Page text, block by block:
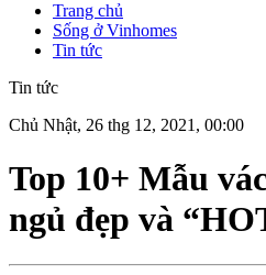
Trang chủ
Sống ở Vinhomes
Tin tức
Tin tức
Chủ Nhật, 26 thg 12, 2021, 00:00
Top 10+ Mẫu
ngủ đẹp và